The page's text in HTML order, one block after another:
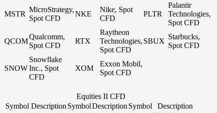
MSTR
MicroStrategy,
Spot CFD
NKE
Nike, Spot
CFD
PLTR
Palantir
Technologies,
Spot CFD
QCOM
Qualcomm,
Spot CFD
RTX
Raytheon
Technologies,
Spot CFD
SBUX
Starbucks,
Spot CFD
SNOW
Snowflake
Inc., Spot
CFD
XOM
Exxon Mobil,
Spot CFD
Equities II CFD
Symbol Description SymbolDescription Symbol Description